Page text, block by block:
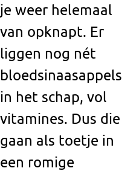
je weer helemaal
van opknapt. Er
liggen nog nét
bloedsinaasappels
in het schap, vol
vitamines. Dus die
gaan als toetje in
een romige